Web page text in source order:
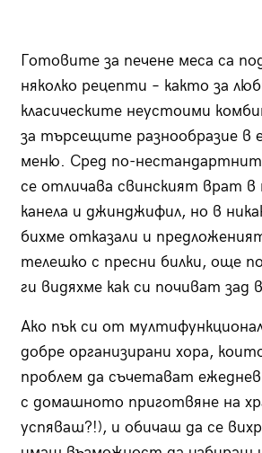
Готовите за печене меса са
няколко рецепти – както за
класическите неустоими
за търсещите разнообразие в
меню. Сред по-
се отличава свинският врат в
канела и джинджифил, но в
бихме отказали и
телешко с пресни билки, още
ги видяхме как си почиват зад
Ако пък си от
добре организирани хора,
проблем да съчетават
с домашното приготвяне на
успяваш?!), и обичаш да се